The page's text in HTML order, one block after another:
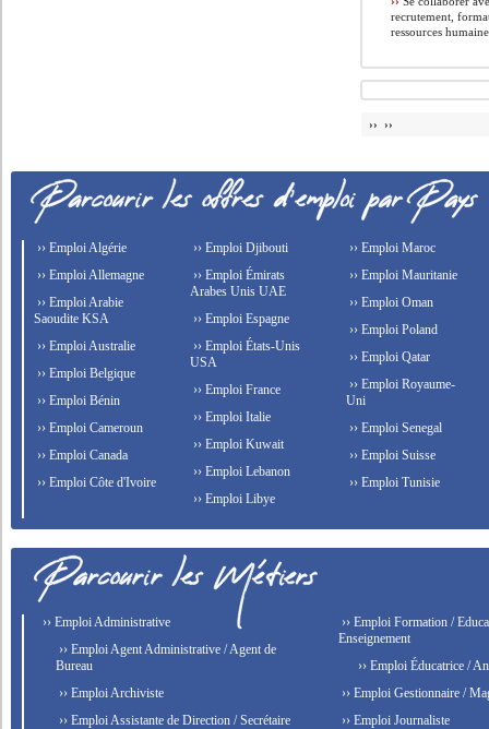
recrutement,
ressources
›› ››
›› Emploi Algérie
›› Emploi Allemagne
›› Emploi Arabie
Saoudite KSA
›› Emploi Australie
›› Emploi Belgique
›› Emploi Bénin
›› Emploi Cameroun
›› Emploi Canada
›› Emploi Côte d'Ivoire
›› Emploi Djibouti
›› Emploi Émirats
Arabes Unis UAE
›› Emploi Espagne
›› Emploi États-Unis
USA
›› Emploi France
›› Emploi Italie
›› Emploi Kuwait
›› Emploi Lebanon
›› Emploi Libye
›› Emploi Maroc
›› Emploi Mauritanie
›› Emploi Oman
›› Emploi Poland
›› Emploi Qatar
›› Emploi Royaume-
Uni
›› Emploi Senegal
›› Emploi Suisse
›› Emploi Tunisie
›› Emploi Administrative
›› Emploi Agent Administrative / Agent de
Bureau
›› Emploi Archiviste
›› Emploi Assistante de Direction / Secrétaire
›› Emploi Formation /
Enseignement
›› Emploi Éducatrice /
›› Emploi Gestionnaire /
›› Emploi Journaliste